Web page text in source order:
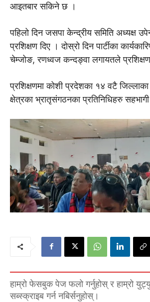
आइतबार सकिने छ ।
पहिलो दिन जसपा केन्द्रीय समिति अध्यक्ष
प्रशिक्षण दिए । दोस्रो दिन पार्टीका
चेम्जोङ, रणध्वज कन्दङ्वा लगायतले
प्रशिक्षणमा कोशी प्रदेशका १४ वटै
क्षेत्रका भ्रातृसंगठनका प्रतिनिधिहरु
हाम्रो फेसबुक पेज फलो गर्नुहोस् र हाम्रो
सब्स्क्राइब गर्न नबिर्सनुहोस्।